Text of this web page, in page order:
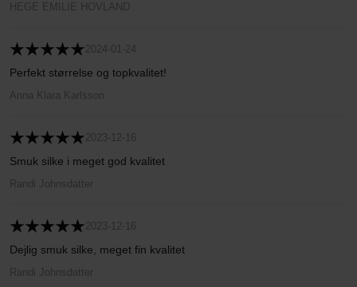
HEGE EMILIE HOVLAND
2024-01-24
Perfekt størrelse og topkvalitet!
Anna Klara Karlsson
2023-12-16
Smuk silke i meget god kvalitet
Randi Johnsdatter
2023-12-16
Dejlig smuk silke, meget fin kvalitet
Randi Johnsdatter